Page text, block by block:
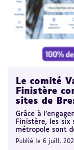
Le comité
Finistère
sites de
Grâce à
Finistère, les six
métropole sont
Publié le 6 juill.